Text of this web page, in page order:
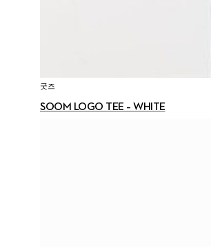
굿즈
SOOM LOGO TEE – WHITE